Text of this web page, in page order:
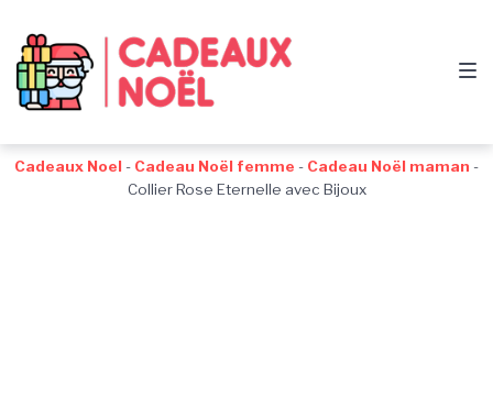
navigation
au
contenu
au
pied
de
Cadeaux Noel - Cadeau Noël femme - Cadeau Noël maman -
Collier Rose Eternelle avec Bijoux